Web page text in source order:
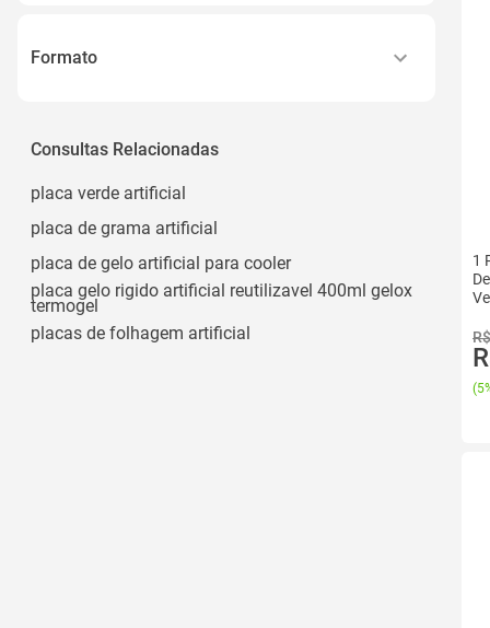
Formato
Painel
Ver todos
Consultas Relacionadas
placa verde artificial
placa de grama artificial
placa de gelo artificial para cooler
placa gelo rigido artificial reutilizavel 400ml gelox
termogel
placas de folhagem artificial
1
(